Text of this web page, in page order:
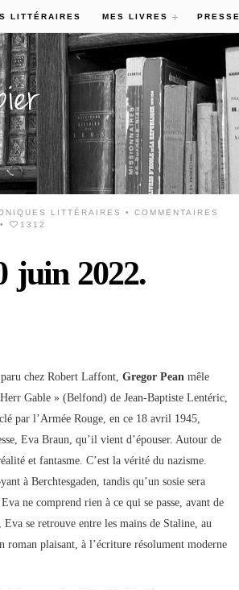
LITTÉRAIRES MES LIVRES PRESSE
LITTÉRAIRES •COMMENTAIRES
• 1312
juin 2022.
chez Robert Laffont,Gregor Pean mêle
Gable » (Belfond) de Jean-Baptiste Lentéric,
par l’Armée Rouge, en ce 18 avril 1945,
Eva Braun, qu’il vient d’épouser. Autour de
et fantasme. C’est la vérité du nazisme.
à Berchtesgaden, tandis qu’un sosie sera
ne comprend rien à ce qui se passe, avant de
se retrouve entre les mains de Staline, au
roman plaisant, à l’écriture résolument moderne